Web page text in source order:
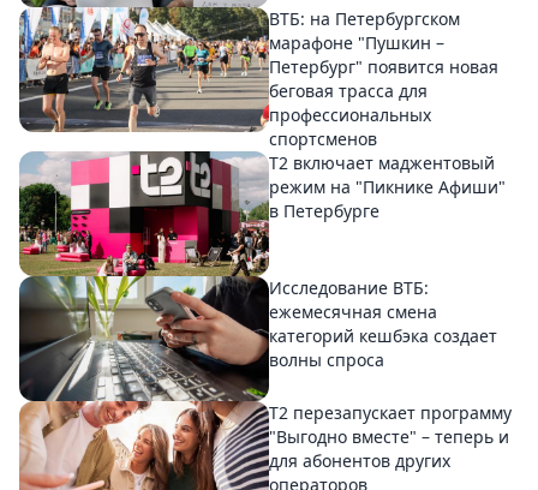
ВТБ: на Петербургском
марафоне "Пушкин –
Петербург" появится новая
беговая трасса для
профессиональных
спортсменов
Т2 включает маджентовый
режим на "Пикнике Афиши"
в Петербурге
Исследование ВТБ:
ежемесячная смена
категорий кешбэка создает
волны спроса
Т2 перезапускает программу
"Выгодно вместе" – теперь и
для абонентов других
операторов